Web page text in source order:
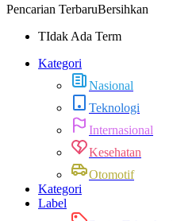
Pencarian TerbaruBersihkan
TIdak Ada Term
Kategori
Nasional
Teknologi
Internasional
Kesehatan
Otomotif
Kategori
Label